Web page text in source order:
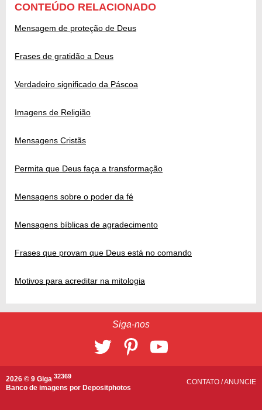
CONTEÚDO RELACIONADO
Mensagem de proteção de Deus
Frases de gratidão a Deus
Verdadeiro significado da Páscoa
Imagens de Religião
Mensagens Cristãs
Permita que Deus faça a transformação
Mensagens sobre o poder da fé
Mensagens bíblicas de agradecimento
Frases que provam que Deus está no comando
Motivos para acreditar na mitologia
Siga-nos
2026 © 9 Giga 32369
Banco de imagens por Depositphotos
CONTATO /ANUNCIE